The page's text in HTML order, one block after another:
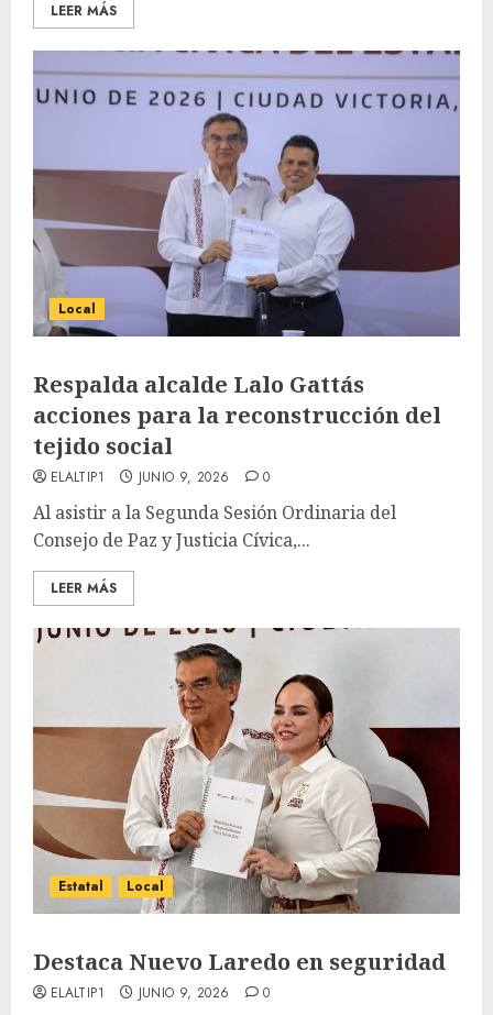
LEER MÁS
Local
Respalda alcalde Lalo Gattás
acciones para la reconstrucción del
tejido social
ELALTIP1 JUNIO 9, 2026 0
Al asistir a la Segunda Sesión Ordinaria del
Consejo de Paz y Justicia Cívica,...
LEER MÁS
Estatal Local
Destaca Nuevo Laredo en seguridad
ELALTIP1 JUNIO 9, 2026 0